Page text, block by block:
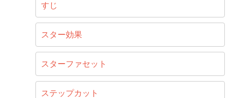
すじ
スター効果
スターファセット
ステップカット